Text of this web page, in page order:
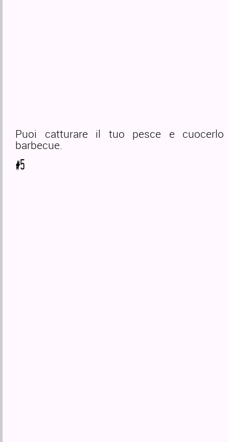
Puoi catturare il tuo pesce e
barbecue.
#5